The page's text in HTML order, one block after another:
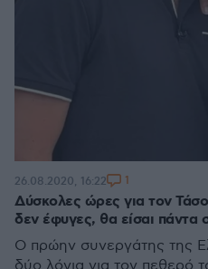
Δύσκολες ώρες για τον
δεν έφυγες, θα είσαι πάντα
Ο πρώην συνεργάτης της
26.08.2020, 16:22 1